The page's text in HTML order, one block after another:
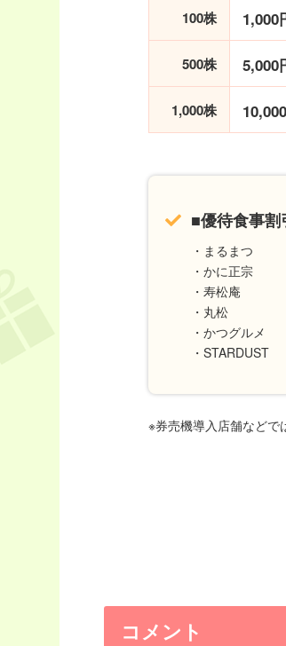
100株 1,000
500株 5,000
1,000株
■優待食事割
・まるまつ
・かに正宗
・寿松庵
・丸松
・かつグルメ
・STARDUST
※券売機導入店舗などで
コメント